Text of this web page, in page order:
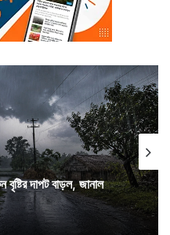
তা শুক্রবারই সারিয়ে তোলা
পরিদর্শনের পর জানান
বৃষ্টির দাপট বাড়ল, জানাল